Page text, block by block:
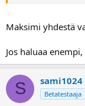
Maksimi yhdestä
Jos haluaa
S sami1024
Betatestaaja